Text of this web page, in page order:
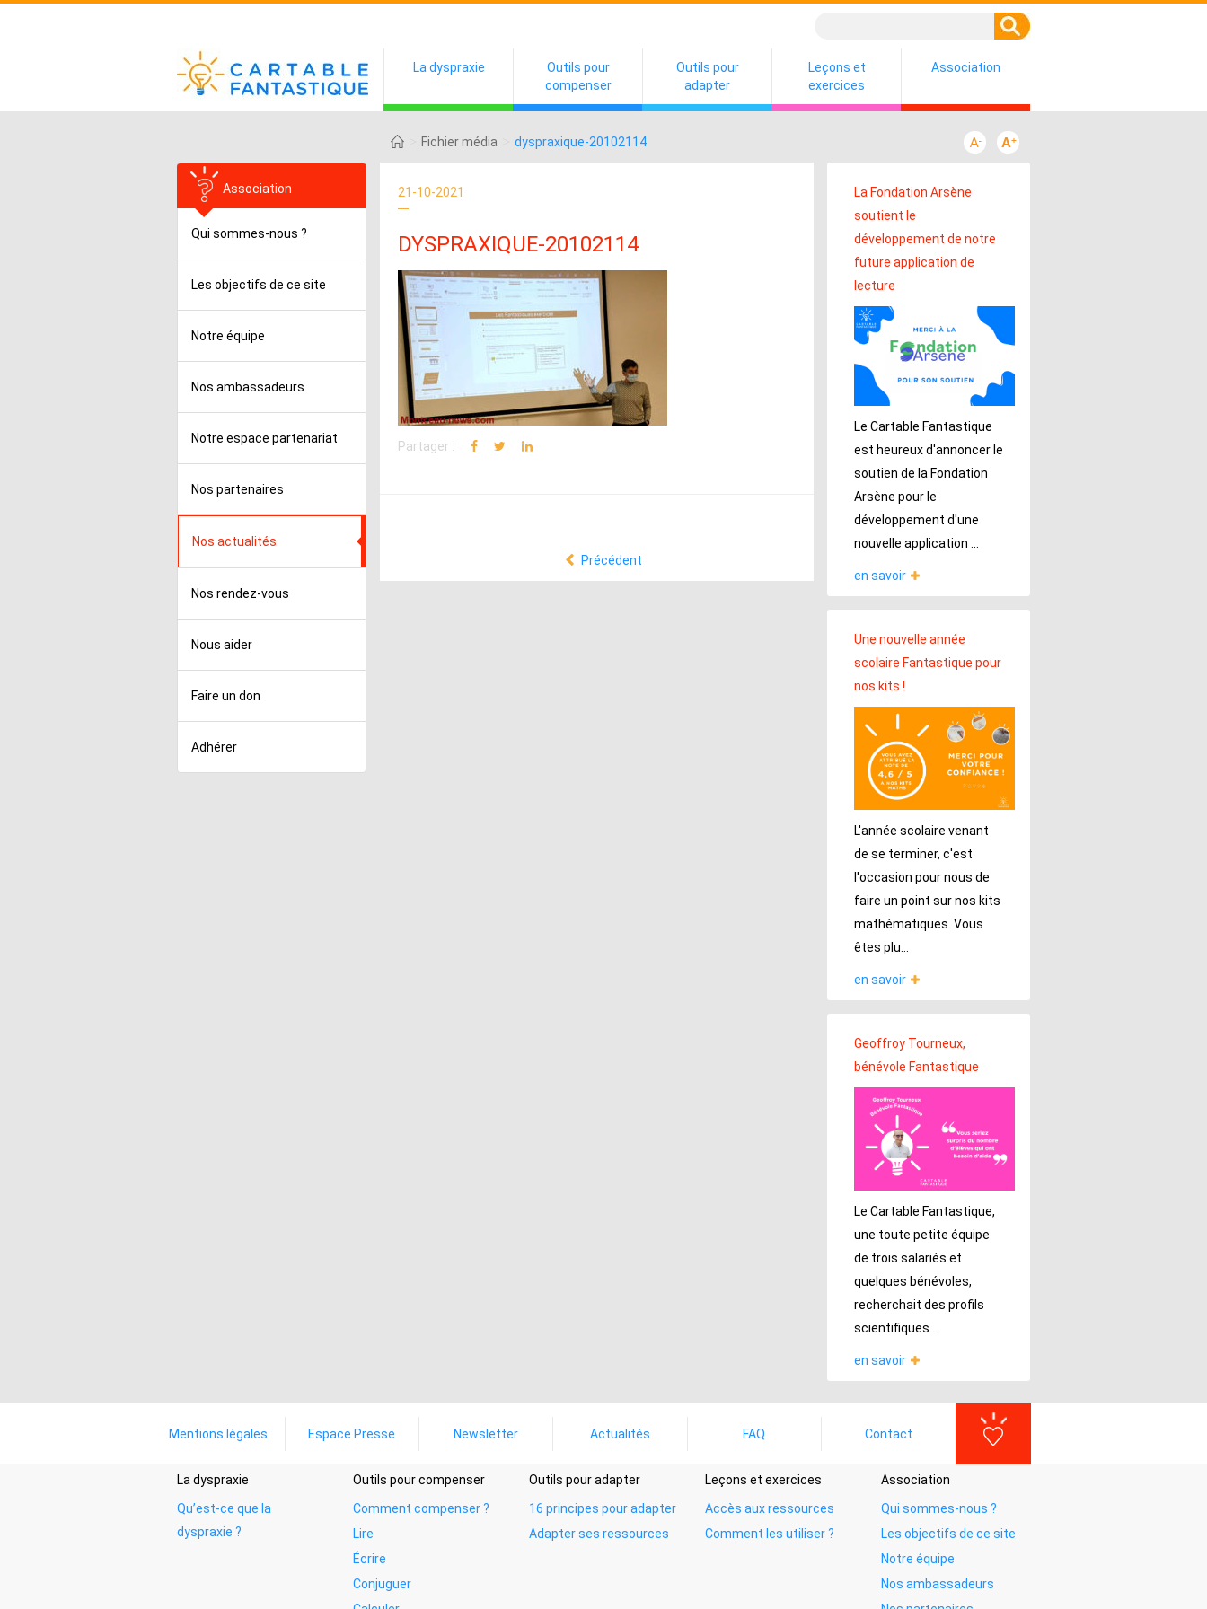
La dyspraxie
Outils pour
compenser
Outils pour
adapter
Leçons et
exercices
Association
Fichier média dyspraxique-20102114
Association
Qui sommes-nous ?
Les objectifs de ce site
Notre équipe
Nos ambassadeurs
Notre espace partenariat
Nos partenaires
Nos actualités
Nos rendez-vous
Nous aider
Faire un don
Adhérer
21-10-2021
DYSPRAXIQUE-20102114
Partager :
Précédent
La Fondation Arsène
soutient le
développement de notre
future application de
lecture
Le Cartable Fantastique
est heureux d'annoncer le
soutien de la Fondation
Arsène pour le
développement d'une
nouvelle application ...
en savoir
Une nouvelle année
scolaire Fantastique pour
nos kits !
L'année scolaire venant
de se terminer, c'est
l'occasion pour nous de
faire un point sur nos kits
mathématiques. Vous
êtes plu...
en savoir
Geoffroy Tourneux,
bénévole Fantastique
Le Cartable Fantastique,
une toute petite équipe
de trois salariés et
quelques bénévoles,
recherchait des profils
scientifiques...
en savoir
Mentions légales Espace Presse Newsletter Actualités FAQ Contact
La dyspraxie
Qu’est-ce que la
dyspraxie ?
Outils pour compenser
Comment compenser ?
Lire
Écrire
Conjuguer
Outils pour adapter
16 principes pour adapter
Adapter ses ressources
Leçons et exercices
Accès aux ressources
Comment les utiliser ?
Association
Qui sommes-nous ?
Les objectifs de ce site
Notre équipe
Nos ambassadeurs